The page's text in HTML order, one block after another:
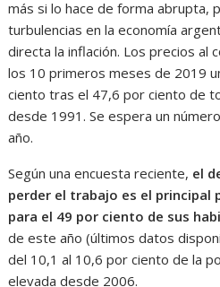
más si lo hace de forma abrupta,
turbulencias en la economía
directa la inflación. Los precios al
los 10 primeros meses de 2019
ciento tras el 47,6 por ciento de
desde 1991. Se espera un
año.
Según una encuesta reciente, el
perder el trabajo es el principal
para el 49 por ciento de sus
de este año (últimos datos
del 10,1 al 10,6 por ciento de la
elevada desde 2006.